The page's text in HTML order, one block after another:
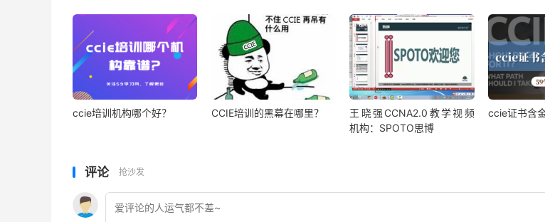
ccie培训机构哪个好？ CCIE培训的黑幕在哪里？
王晓强CCNA2.0教学视频
机构：SPOTO思博
ccie证书含
评论 抢沙发